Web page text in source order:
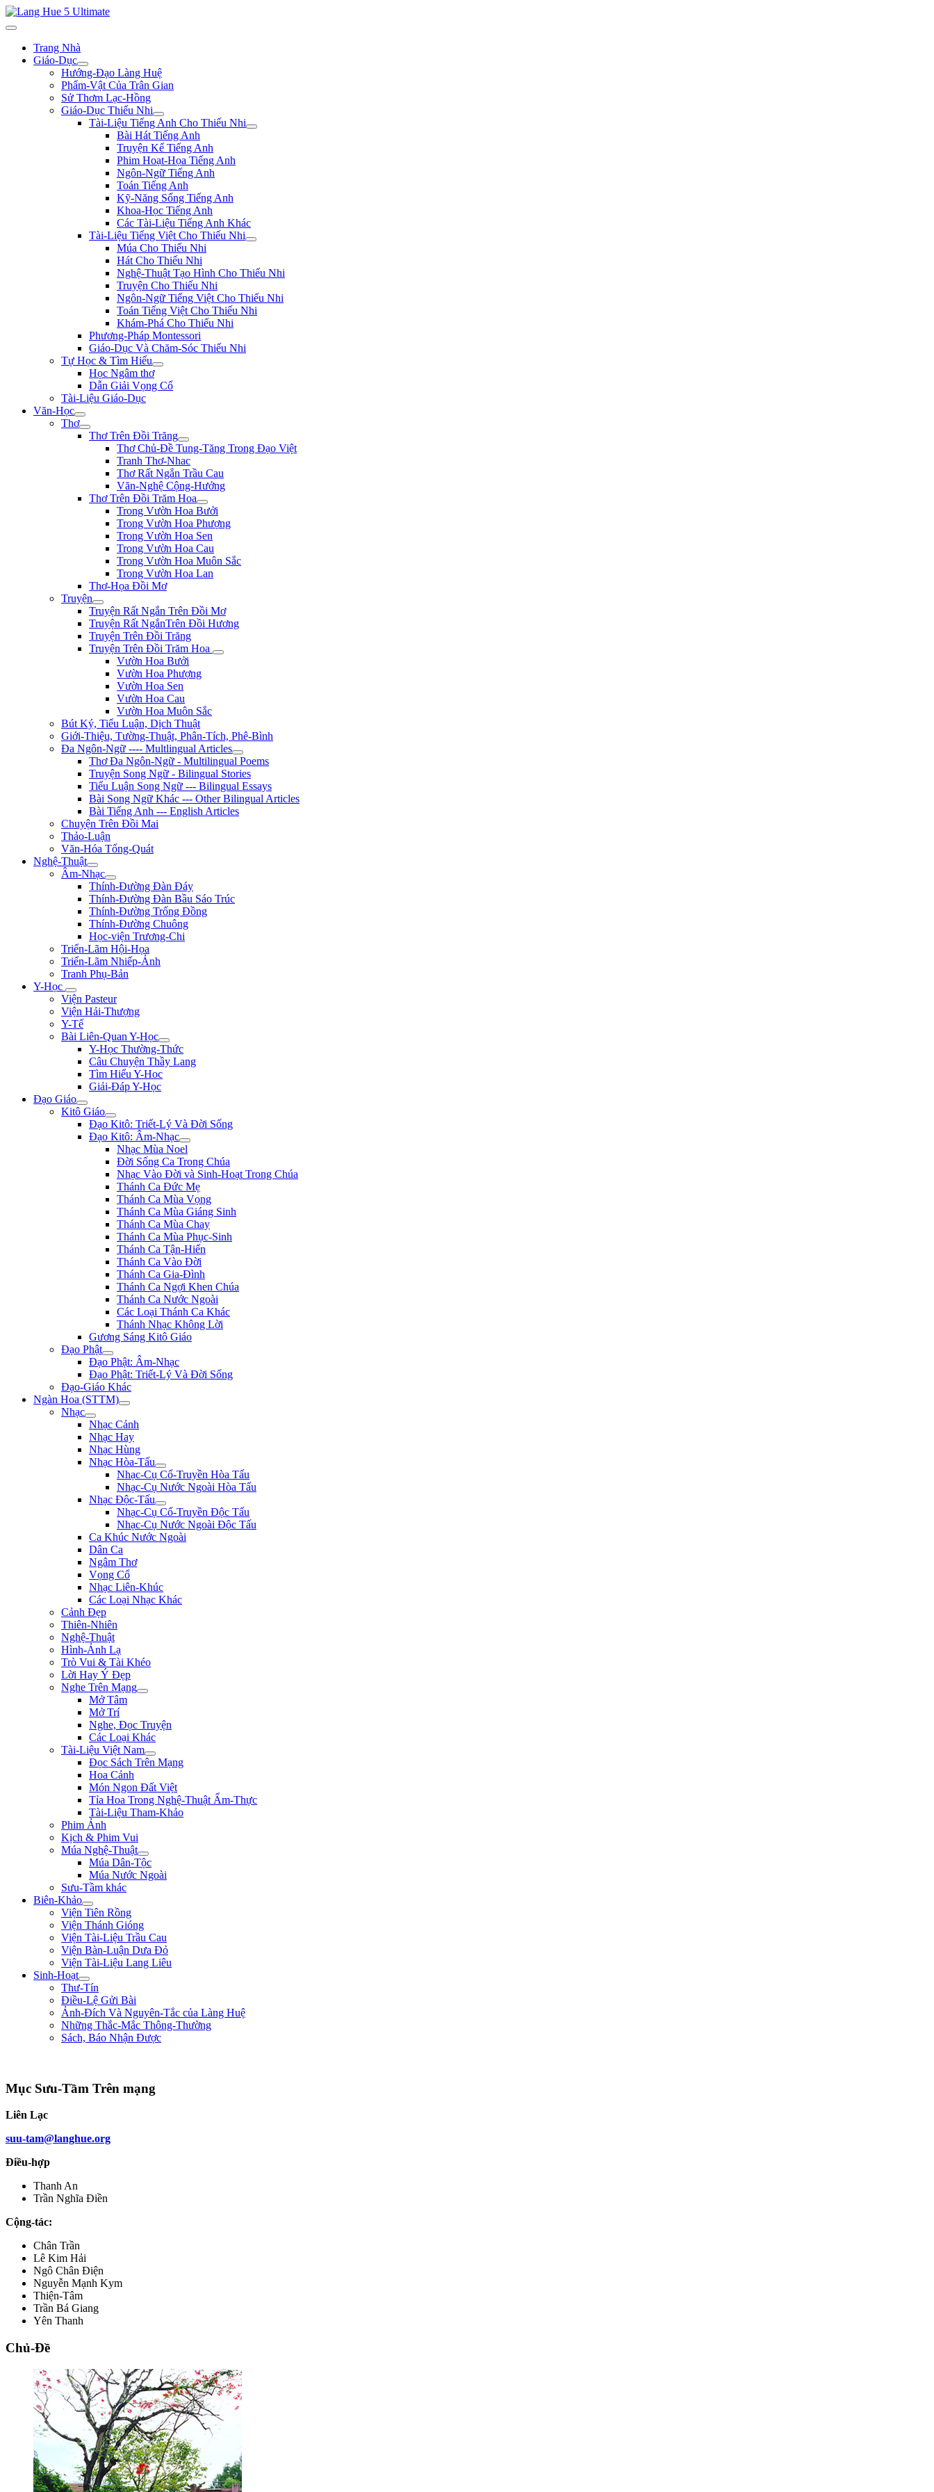
Trang Nhà
Giáo-Dục
Hướng-Đạo Làng Huệ
Phẩm-Vật Của Trân Gian
Sử Thơm Lạc-Hồng
Giáo-Dục Thiếu Nhi
Tài-Liệu Tiếng Anh Cho Thiếu Nhi
Bài Hát Tiếng Anh
Truyện Kể Tiếng Anh
Phim Hoạt-Họa Tiếng Anh
Ngôn-Ngữ Tiếng Anh
Toán Tiếng Anh
Kỹ-Năng Sống Tiếng Anh
Khoa-Học Tiếng Anh
Các Tài-Liệu Tiếng Anh Khác
Tài-Liệu Tiếng Việt Cho Thiếu Nhi
Múa Cho Thiếu Nhi
Hát Cho Thiếu Nhi
Nghệ-Thuật Tạo Hình Cho Thiếu Nhi
Truyện Cho Thiếu Nhi
Ngôn-Ngữ Tiếng Việt Cho Thiếu Nhi
Toán Tiếng Việt Cho Thiếu Nhi
Khám-Phá Cho Thiếu Nhi
Phương-Pháp Montessori
Giáo-Dục Và Chăm-Sóc Thiếu Nhi
Tự Học & Tìm Hiểu
Học Ngâm thơ
Dẫn Giải Vọng Cổ
Tài-Liệu Giáo-Dục
Văn-Học
Thơ
Thơ Trên Đồi Trăng
Thơ Chủ-Đề Tung-Tăng Trong Đạo Việt
Tranh Thơ-Nhac
Thơ Rất Ngắn Trầu Cau
Văn-Nghệ Cộng-Hưởng
Thơ Trên Đồi Trăm Hoa
Trong Vườn Hoa Bưởi
Trong Vườn Hoa Phượng
Trong Vườn Hoa Sen
Trong Vườn Hoa Cau
Trong Vườn Hoa Muôn Sắc
Trong Vườn Hoa Lan
Thơ-Họa Đồi Mơ
Truyện
Truyện Rất Ngắn Trên Đồi Mơ
Truyện Rất NgắnTrên Đồi Hương
Truyện Trên Đồi Trăng
Truyện Trên Đồi Trăm Hoa
Vườn Hoa Bưởi
Vườn Hoa Phượng
Vườn Hoa Sen
Vườn Hoa Cau
Vườn Hoa Muôn Sắc
Bút Ký, Tiểu Luận, Dịch Thuật
Giới-Thiệu, Tường-Thuật, Phân-Tích, Phê-Bình
Đa Ngôn-Ngữ ---- Multlingual Articles
Thơ Đa Ngôn-Ngữ - Multilingual Poems
Truyện Song Ngữ - Bilingual Stories
Tiểu Luận Song Ngữ --- Bilingual Essays
Bài Song Ngữ Khác --- Other Bilingual Articles
Bài Tiếng Anh --- English Articles
Chuyện Trên Đồi Mai
Thảo-Luận
Văn-Hóa Tổng-Quát
Nghệ-Thuật
Âm-Nhạc
Thính-Đường Đàn Đáy
Thính-Đường Đàn Bầu Sáo Trúc
Thính-Đường Trống Đồng
Thính-Đường Chuông
Học-viện Trương-Chi
Triển-Lãm Hội-Họa
Triển-Lãm Nhiếp-Ảnh
Tranh Phụ-Bản
Y-Học
Viện Pasteur
Viện Hải-Thượng
Y-Tế
Bài Liên-Quan Y-Học
Y-Học Thường-Thức
Câu Chuyện Thầy Lang
Tìm Hiểu Y-Hoc
Giải-Đáp Y-Học
Đạo Giáo
Kitô Giáo
Đạo Kitô: Triết-Lý Và Đời Sống
Đạo Kitô: Âm-Nhạc
Nhạc Mùa Noel
Đời Sống Ca Trong Chúa
Nhạc Vào Đời và Sinh-Hoạt Trong Chúa
Thánh Ca Đức Mẹ
Thánh Ca Mùa Vọng
Thánh Ca Mùa Giáng Sinh
Thánh Ca Mùa Chay
Thánh Ca Mùa Phục-Sinh
Thánh Ca Tận-Hiến
Thánh Ca Vào Đời
Thánh Ca Gia-Đình
Thánh Ca Ngợi Khen Chúa
Thánh Ca Nước Ngoài
Các Loại Thánh Ca Khác
Thánh Nhạc Không Lời
Gương Sáng Kitô Giáo
Đạo Phật
Đạo Phật: Âm-Nhạc
Đạo Phật: Triết-Lý Và Đời Sống
Đạo-Giáo Khác
Ngàn Hoa (STTM)
Nhạc
Nhạc Cảnh
Nhạc Hay
Nhạc Hùng
Nhạc Hòa-Tấu
Nhạc-Cụ Cổ-Truyền Hòa Tấu
Nhạc-Cụ Nước Ngoài Hòa Tấu
Nhạc Độc-Tấu
Nhạc-Cụ Cổ-Truyền Độc Tấu
Nhạc-Cụ Nước Ngoài Độc Tấu
Ca Khúc Nước Ngoài
Dân Ca
Ngâm Thơ
Vọng Cổ
Nhạc Liên-Khúc
Các Loại Nhạc Khác
Cảnh Đẹp
Thiên-Nhiên
Nghệ-Thuật
Hình-Ảnh Lạ
Trò Vui & Tài Khéo
Lời Hay Ý Đẹp
Nghe Trên Mạng
Mở Tâm
Mở Trí
Nghe, Đọc Truyện
Các Loại Khác
Tài-Liệu Việt Nam
Đọc Sách Trên Mạng
Hoa Cảnh
Món Ngon Đất Việt
Tỉa Hoa Trong Nghệ-Thuật Ẩm-Thực
Tài-Liệu Tham-Khảo
Phim Ảnh
Kịch & Phim Vui
Múa Nghệ-Thuật
Múa Dân-Tộc
Múa Nước Ngoài
Sưu-Tầm khác
Biên-Khảo
Viện Tiên Rồng
Viện Thánh Gióng
Viện Tài-Liệu Trầu Cau
Viện Bàn-Luận Dưa Đỏ
Viện Tài-Liệu Lang Liêu
Sinh-Hoạt
Thư-Tín
Điều-Lệ Gửi Bài
Ảnh-Đích Và Nguyên-Tắc của Làng Huệ
Những Thắc-Mắc Thông-Thường
Sách, Báo Nhận Được
Mục Sưu-Tầm Trên mạng
Liên Lạc
suu-tam@langhue.org
Điều-hợp
Thanh An
Trần Nghĩa Điền
Cộng-tác:
Chân Trần
Lê Kim Hải
Ngô Chân Điện
Nguyễn Mạnh Kym
Thiện-Tâm
Trần Bá Giang
Yên Thanh
Chủ-Đề